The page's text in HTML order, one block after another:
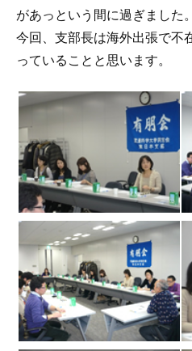
があっという間に過ぎました。
今回、支部長は海外出張で不
っていることと思います。